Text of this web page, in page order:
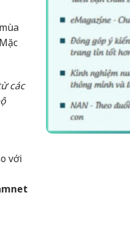
các
với